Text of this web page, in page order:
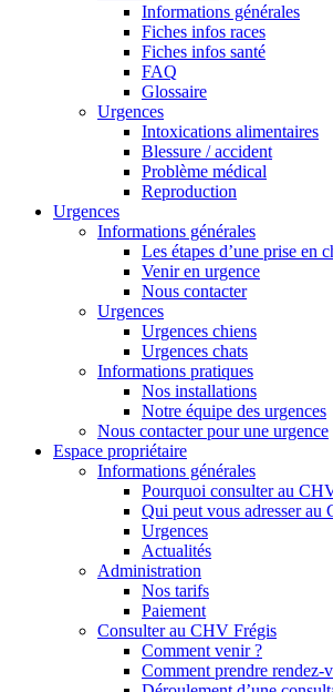
Informations générales
Fiches infos races
Fiches infos santé
FAQ
Glossaire
Urgences
Intoxications alimentaires
Blessure / accident
Problème médical
Reproduction
Urgences
Informations générales
Les étapes d’une prise en
Venir en urgence
Nous contacter
Urgences
Urgences chiens
Urgences chats
Informations pratiques
Nos installations
Notre équipe des urgences
Nous contacter pour une urgence
Espace propriétaire
Informations générales
Pourquoi consulter au
Qui peut vous adresser au
Urgences
Actualités
Administration
Nos tarifs
Paiement
Consulter au CHV Frégis
Comment venir ?
Comment prendre rendez-